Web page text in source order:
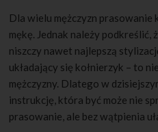
Dla wielu mężczyzn
mękę. Jednak należy podkreślić,
niszczy nawet najlepszą
układający się kołnierzyk – to
mężczyzny. Dlatego w
instrukcję, która być może nie
prasowanie, ale bez wątpienia